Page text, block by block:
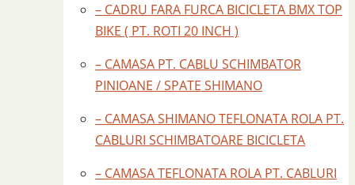
– CADRU FARA FURCA BICICLETA BMX TOP
BIKE ( PT. ROTI 20 INCH )
– CAMASA PT. CABLU SCHIMBATOR
PINIOANE / SPATE SHIMANO
– CAMASA SHIMANO TEFLONATA ROLA PT.
CABLURI SCHIMBATOARE BICICLETA
– CAMASA TEFLONATA ROLA PT. CABLURI